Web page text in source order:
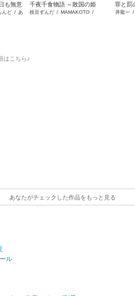
も無意
す ～公
んど / あ
千夜千食物語 ～敗国の姫
ですが氷の皇子殿下がど
枝豆ずんだ/ MAMAKOTO/
罪と罰
井龍一/
はこちら♪
あなたがチェックした作品をもっと見る
ル